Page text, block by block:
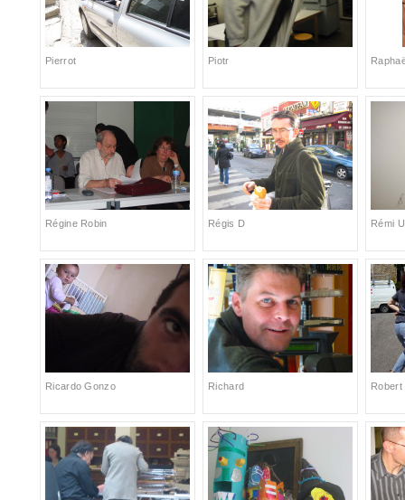
Pierrot Piotr
Régine Robin Régis D Rémi
Ricardo Gonzo Richard Robert